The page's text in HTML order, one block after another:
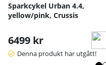
Handskens längd
Handskens bredd
Handskens längd - dam
Handskens bred - dam
Sparkcykel Urban 4.4,
yellow/pink, Crussis
6499 kr
Denna produkt har utgått!